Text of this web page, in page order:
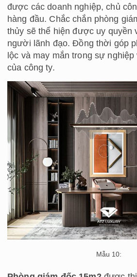
được các doanh nghiệp, chủ
hàng đầu. Chắc chắn phòng
thủy sẽ thể hiện được uy quyền
người lãnh đạo. Đồng thời góp
lộc và may mắn trong sự
của công ty.
Mẫu 10: